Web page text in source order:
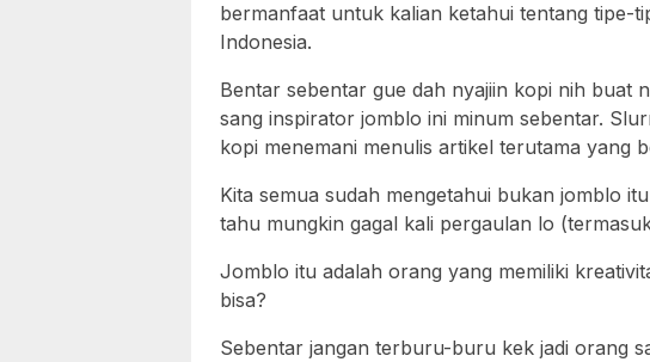
bermanfaat untuk kalian ketahui tentang tipe-
Indonesia.
Bentar sebentar gue dah nyajiin kopi nih buat
sang inspirator jomblo ini minum sebentar.
kopi menemani menulis artikel terutama yang
Kita semua sudah mengetahui bukan jomblo
tahu mungkin gagal kali pergaulan lo
Jomblo itu adalah orang yang memiliki
bisa?
Sebentar jangan terburu-buru kek jadi orang